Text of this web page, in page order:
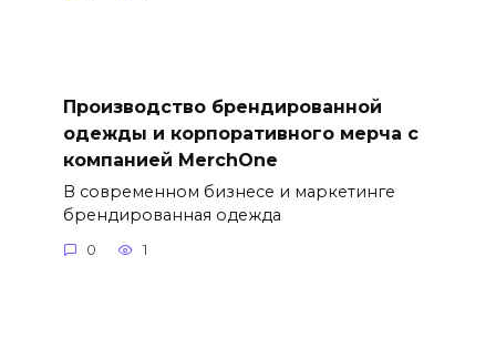
Производство брендированной
одежды и корпоративного мерча с
компанией MerchOne
В современном бизнесе и маркетинге
брендированная одежда
0 1